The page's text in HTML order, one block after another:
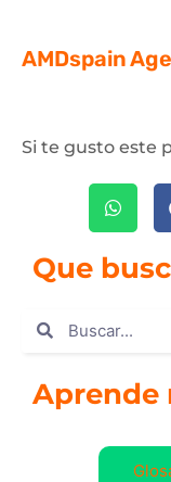
AMDspain
Si te gusto este
Que
Aprende